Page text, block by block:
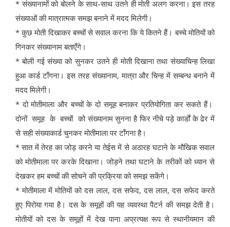
* संख्यानामों को बोलने के साथ-साथ उतने ही मोती अलग करना। इस तरह
संख्याओं की मात्रात्मक समझ बनाने में मदद मिलेगी।
* कुछ मोती दिखाकर बच्चों से सवाल करना कि ये कितने हैं। बच्चे मोतियों को
गिनकर संख्यानाम बताएँगे।
* बोली गई संख्या को सुनकर उतने ही मोती दिखाना तथा संख्याचिन्ह लिखा
हुआ कार्ड टाँगना। इस तरह संख्यानाम, मात्रा और चिन्ह में सम्बन्ध बनाने में
मदद मिलेगी।
* दो मोतीमाला और बच्चों के दो समूह बनाकर प्रतियोगिता कर सकते हैं।
दोनों समूह के बच्चों को संख्यानाम सुनना है फिर नीचे पड़े कार्डों के ढेर में
से सही संख्याकार्ड चुनकर मोतीमाला पर टाँगना है।
* सात में तेरह का जोड़ करने या तेईस में से अठारह घटाने के मौखिक सवाल
को मोतीमाला पर करके दिखाना। जोड़ने तथा घटाने के तरीकों को ध्यान से
देखकर हम बच्चों की सोचने की प्रक्रिया को समझ सकेंगे।
* मोतीमाला में मोतियों को दस लाल, दस सफेद, दस लाल, दस सफेद करते
हुए पिरोया गया है। दस के समूहों की यह व्यवस्था पैटर्न की समझ देती है।
मोतीयों को दस के समूहों में देख पाना अप्रत्यक्ष रूप से स्थानीयमान की